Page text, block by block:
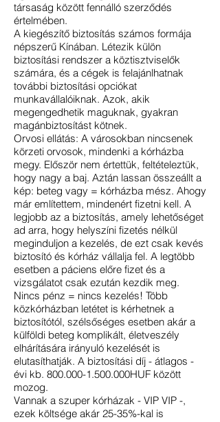
társaság között fennálló szerződés
értelmében.
A kiegészítő biztosítás számos formája
népszerű Kínában. Létezik külön
biztosítási rendszer a köztisztviselők
számára, és a cégek is felajánlhatnak
további biztosítási opciókat
munkavállalóiknak. Azok, akik
megengedhetik maguknak, gyakran
magánbiztosítást kötnek.
Orvosi ellátás: A városokban nincsenek
körzeti orvosok, mindenki a kórházba
megy. Először nem értettük, feltételeztük,
hogy nagy a baj. Aztán lassan összeállt a
kép: beteg vagy = kórházba mész. Ahogy
már említettem, mindenért fizetni kell. A
legjobb az a biztosítás, amely lehetőséget
ad arra, hogy helyszíni fizetés nélkül
meginduljon a kezelés, de ezt csak kevés
biztosító és kórház vállalja fel. A legtöbb
esetben a páciens előre fizet és a
vizsgálatot csak ezután kezdik meg.
Nincs pénz = nincs kezelés! Több
közkórházban letétet is kérhetnek a
biztosítótól, szélsőséges esetben akár a
külföldi beteg komplikált, életveszély
elhárítására irányuló kezelését is
elutasíthatják. A biztosítási díj - átlagos -
évi kb. 800.000-1.500.000HUF között
mozog.
Vannak a szuper kórházak - VIP VIP -,
ezek költsége akár 25-35%-kal is